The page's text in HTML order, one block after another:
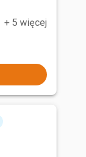
+ 5 więcej